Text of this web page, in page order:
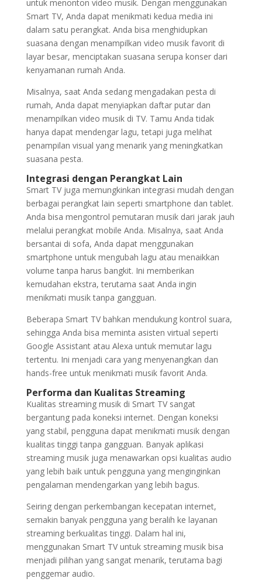
untuk menonton video musik. Dengan menggunakan
Smart TV, Anda dapat menikmati kedua media ini
dalam satu perangkat. Anda bisa menghidupkan
suasana dengan menampilkan video musik favorit di
layar besar, menciptakan suasana serupa konser dari
kenyamanan rumah Anda.
Misalnya, saat Anda sedang mengadakan pesta di
rumah, Anda dapat menyiapkan daftar putar dan
menampilkan video musik di TV. Tamu Anda tidak
hanya dapat mendengar lagu, tetapi juga melihat
penampilan visual yang menarik yang meningkatkan
suasana pesta.
Integrasi dengan Perangkat Lain
Smart TV juga memungkinkan integrasi mudah dengan
berbagai perangkat lain seperti smartphone dan tablet.
Anda bisa mengontrol pemutaran musik dari jarak jauh
melalui perangkat mobile Anda. Misalnya, saat Anda
bersantai di sofa, Anda dapat menggunakan
smartphone untuk mengubah lagu atau menaikkan
volume tanpa harus bangkit. Ini memberikan
kemudahan ekstra, terutama saat Anda ingin
menikmati musik tanpa gangguan.
Beberapa Smart TV bahkan mendukung kontrol suara,
sehingga Anda bisa meminta asisten virtual seperti
Google Assistant atau Alexa untuk memutar lagu
tertentu. Ini menjadi cara yang menyenangkan dan
hands-free untuk menikmati musik favorit Anda.
Performa dan Kualitas Streaming
Kualitas streaming musik di Smart TV sangat
bergantung pada koneksi internet. Dengan koneksi
yang stabil, pengguna dapat menikmati musik dengan
kualitas tinggi tanpa gangguan. Banyak aplikasi
streaming musik juga menawarkan opsi kualitas audio
yang lebih baik untuk pengguna yang menginginkan
pengalaman mendengarkan yang lebih bagus.
Seiring dengan perkembangan kecepatan internet,
semakin banyak pengguna yang beralih ke layanan
streaming berkualitas tinggi. Dalam hal ini,
menggunakan Smart TV untuk streaming musik bisa
menjadi pilihan yang sangat menarik, terutama bagi
penggemar audio.